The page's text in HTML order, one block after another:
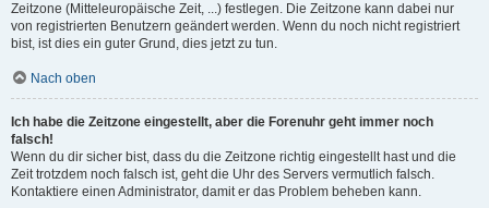
Zeitzone (Mitteleuropäische Zeit, ...) festlegen. Die Zeitzone kann dabei nur
von registrierten Benutzern geändert werden. Wenn du noch nicht registriert
bist, ist dies ein guter Grund, dies jetzt zu tun.
Nach oben
Ich habe die Zeitzone eingestellt, aber die Forenuhr geht immer noch
falsch!
Wenn du dir sicher bist, dass du die Zeitzone richtig eingestellt hast und die
Zeit trotzdem noch falsch ist, geht die Uhr des Servers vermutlich falsch.
Kontaktiere einen Administrator, damit er das Problem beheben kann.